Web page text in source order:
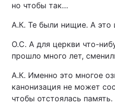
но чтобы так…
А.К. Те были нищие. А это
О.С. А для церкви что-
прошло много лет,
А.К. Именно это многое
канонизация не может
чтобы отстоялась память.